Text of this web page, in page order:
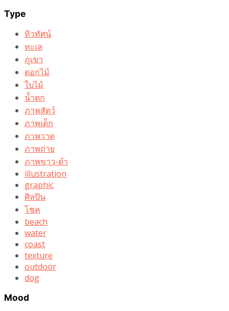
Type
ทิวทัศน์
ทะเล
ภูเขา
ดอกไม้
ใบไม้
น้ำตก
ภาพสัตว์
ภาพเด็ก
ภาพวาด
ภาพถ่าย
ภาพขาว-ดำ
illustration
graphic
ศิลปิน
โชค
beach
water
coast
texture
outdoor
dog
Mood